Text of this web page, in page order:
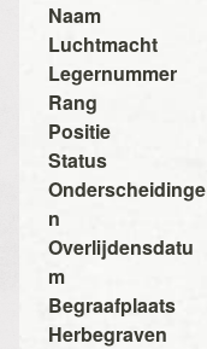
Naam
Luchtmacht
Legernummer
Rang
Positie
Status
Onderscheidinge
n
Overlijdensdatu
m
Begraafplaats
Herbegraven